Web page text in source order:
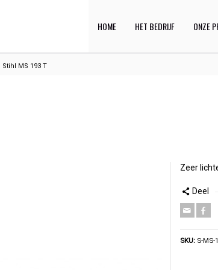
HOME HET BEDRIJF ONZE
Stihl MS 193 T
Zeer
Deel
SKU: S-MS-